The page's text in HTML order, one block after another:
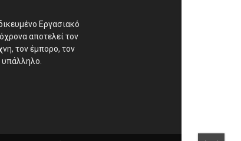
Εργασιακό
αποτελεί τον
τον έμπορο, τον
υπάλληλο.